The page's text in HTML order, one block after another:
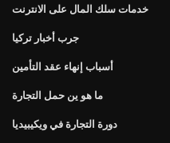
خدمات سلك المال على الانترنت
جرب أخبار تركيا
أسباب إنهاء عقد التأمين
ما هو ين حمل التجارة
دورة التجارة في ويكيبيديا